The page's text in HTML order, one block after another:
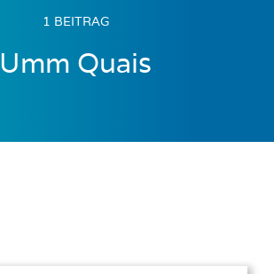
1 BEITRAG
Umm Quais